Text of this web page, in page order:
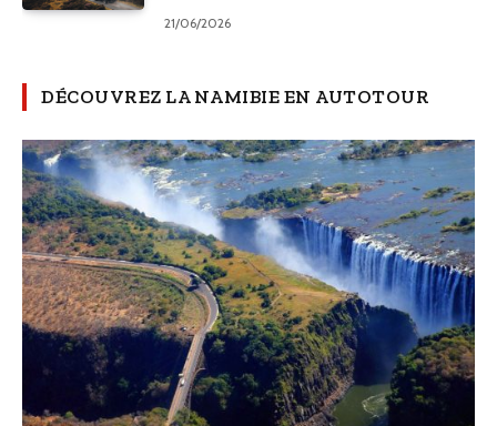
21/06/2026
DÉCOUVREZ LA NAMIBIE EN AUTOTOUR